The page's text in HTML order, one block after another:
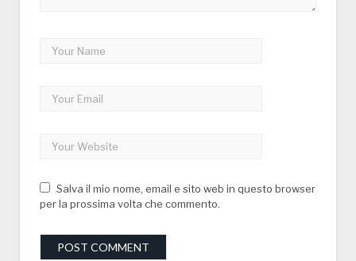
Salva il mio nome, email e sito web in questo browser
per la prossima volta che commento.